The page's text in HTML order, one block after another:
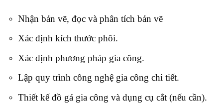
Nhận bản vẽ, đọc và phân tích bản vẽ
Xác định kích thước phôi.
Xác định phương pháp gia công.
Lập quy trình công nghệ gia công chi tiết.
Thiết kế đồ gá gia công và dụng cụ cắt (nếu cần).